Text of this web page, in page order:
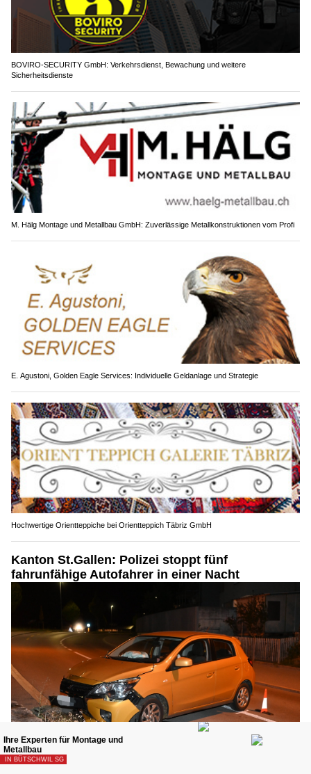
BOVIRO-SECURITY GmbH: Verkehrsdienst, Bewachung und weitere
Sicherheitsdienste
M. Hälg Montage und Metallbau GmbH: Zuverlässige Metallkonstruktionen vom Profi
E. Agustoni, Golden Eagle Services: Individuelle Geldanlage und Strategie
Hochwertige Orientteppiche bei Orientteppich Täbriz GmbH
Kanton St.Gallen: Polizei stoppt fünf
fahrunfähige Autofahrer in einer Nacht